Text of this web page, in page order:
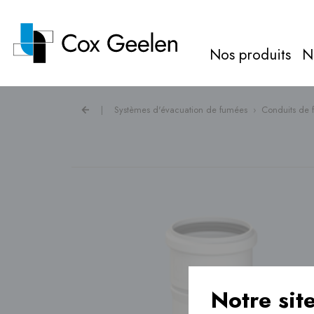
Nos produits
Chauffage au sol ›
| Systèmes d'évacuation de fumées › Conduits de
Notre